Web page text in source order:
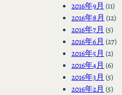
2016年9月 (11)
2016年8月 (12)
2016年7月 (5)
2016年6月 (27)
2016年5月 (2)
2016年4月 (6)
2016年3月 (5)
2016年2月 (5)